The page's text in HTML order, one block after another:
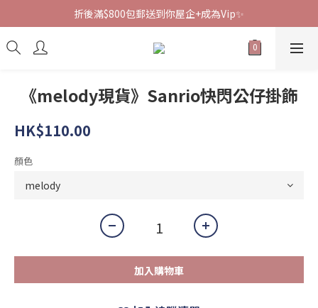
折後滿$800包郵送到你屋企+成為Vip✨
《melody現貨》Sanrio快閃公仔掛飾
HK$110.00
顏色
加入購物車